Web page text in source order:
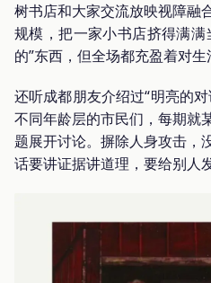
树书店和大家交流放映视障融
规模，把一家小书店挤得满
的”东西，但全场都充盈着对生
还听成都朋友介绍过“明亮的
不同年龄层的市民们，每期就
题展开讨论。摒除人身攻击，
话要讲证据讲道理，要给别人